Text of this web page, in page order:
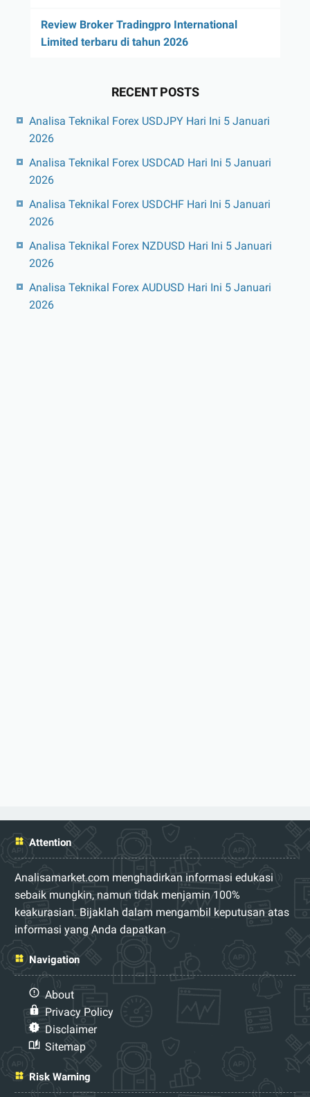
Review Broker Tradingpro International
Limited terbaru di tahun 2026
RECENT POSTS
Analisa Teknikal Forex USDJPY Hari Ini 5 Januari
2026
Analisa Teknikal Forex USDCAD Hari Ini 5 Januari
2026
Analisa Teknikal Forex USDCHF Hari Ini 5 Januari
2026
Analisa Teknikal Forex NZDUSD Hari Ini 5 Januari
2026
Analisa Teknikal Forex AUDUSD Hari Ini 5 Januari
2026
Attention
Analisamarket.com menghadirkan informasi edukasi
sebaik mungkin, namun tidak menjamin 100%
keakurasian. Bijaklah dalam mengambil keputusan atas
informasi yang Anda dapatkan
Navigation
About
Privacy Policy
Disclaimer
Sitemap
Risk Warning